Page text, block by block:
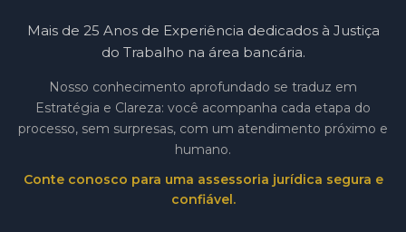
Mais de 25 Anos de Experiência dedicados à Justiça
do Trabalho na área bancária.
Nosso conhecimento aprofundado se traduz em
Estratégia e Clareza: você acompanha cada etapa do
processo, sem surpresas, com um atendimento próximo e
humano.
Conte conosco para uma assessoria jurídica segura e
confiável.